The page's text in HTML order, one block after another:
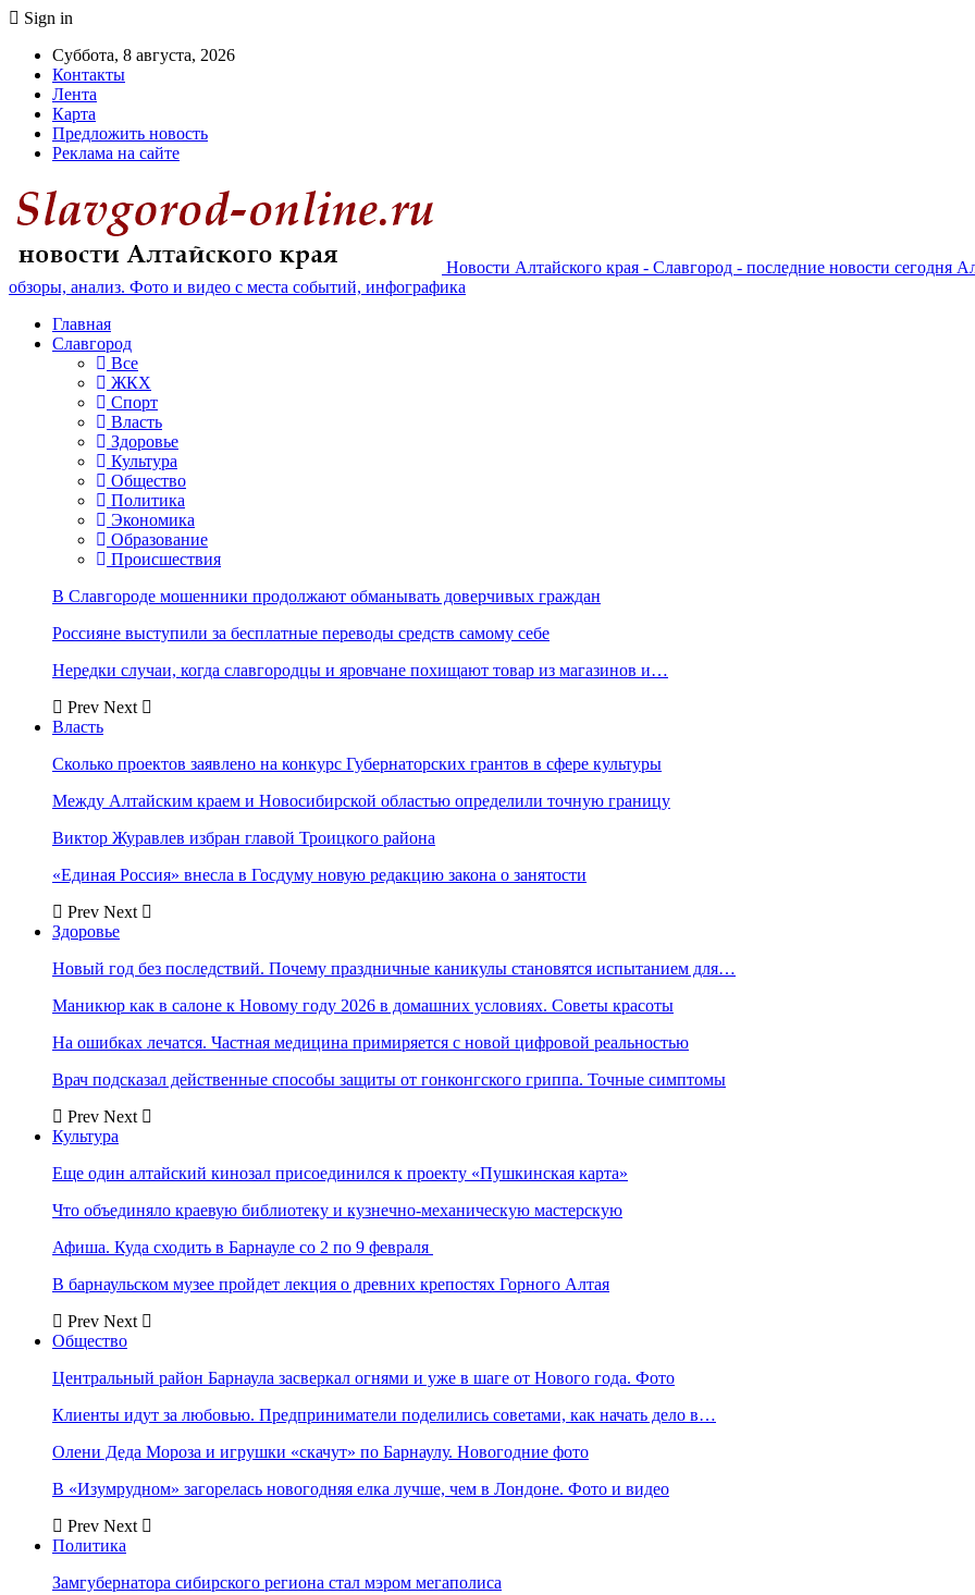
Sign in
Суббота, 8 августа, 2026
Контакты
Лента
Карта
Предложить новость
Реклама на сайте
Новости Алтайского края - Славгород - последние новости сегодня
обзоры, анализ. Фото и видео с места событий, инфографика
Главная
Славгород
Все
ЖКХ
Спорт
Власть
Здоровье
Культура
Общество
Политика
Экономика
Образование
Происшествия
В Славгороде мошенники продолжают обманывать доверчивых граждан
Россияне выступили за бесплатные переводы средств самому себе
Нередки случаи, когда славгородцы и яровчане похищают товар из магазинов и…
Prev Next
Власть
Сколько проектов заявлено на конкурс Губернаторских грантов в сфере культуры
Между Алтайским краем и Новосибирской областью определили точную границу
Виктор Журавлев избран главой Троицкого района
«Единая Россия» внесла в Госдуму новую редакцию закона о занятости
Prev Next
Здоровье
Новый год без последствий. Почему праздничные каникулы становятся испытанием для…
Маникюр как в салоне к Новому году 2026 в домашних условиях. Советы красоты
На ошибках лечатся. Частная медицина примиряется с новой цифровой реальностью
Врач подсказал действенные способы защиты от гонконгского гриппа. Точные симптомы
Prev Next
Культура
Еще один алтайский кинозал присоединился к проекту «Пушкинская карта»
Что объединяло краевую библиотеку и кузнечно-механическую мастерскую
Афиша. Куда сходить в Барнауле со 2 по 9 февраля
В барнаульском музее пройдет лекция о древних крепостях Горного Алтая
Prev Next
Общество
Центральный район Барнаула засверкал огнями и уже в шаге от Нового года. Фото
Клиенты идут за любовью. Предприниматели поделились советами, как начать дело в…
Олени Деда Мороза и игрушки «скачут» по Барнаулу. Новогодние фото
В «Изумрудном» загорелась новогодняя елка лучше, чем в Лондоне. Фото и видео
Prev Next
Политика
Замгубернатора сибирского региона стал мэром мегаполиса